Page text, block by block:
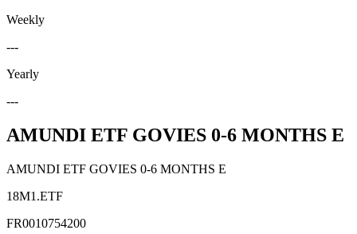
Weekly
---
Yearly
---
AMUNDI ETF GOVIES 0-6 MONTHS E
AMUNDI ETF GOVIES 0-6 MONTHS E
18M1.ETF
FR0010754200